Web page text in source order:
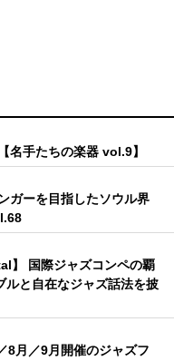
名手たちの楽器 vol.9】
ガーを目指したソウル界
】 国際ジャズコンペの覇
と自在なジャズ話法を披
8月／9月開催のジャズフ